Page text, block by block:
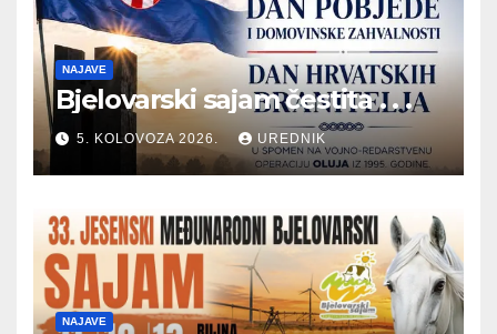
NAJAVE
Bjelovarski sajam čestita . . .
5. KOLOVOZA 2026. UREDNIK
NAJAVE